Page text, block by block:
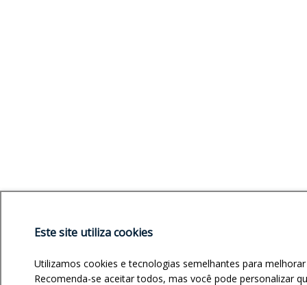
Este site utiliza cookies
Utilizamos cookies e tecnologias semelhantes para
Recomenda-se aceitar todos, mas você pode personalizar